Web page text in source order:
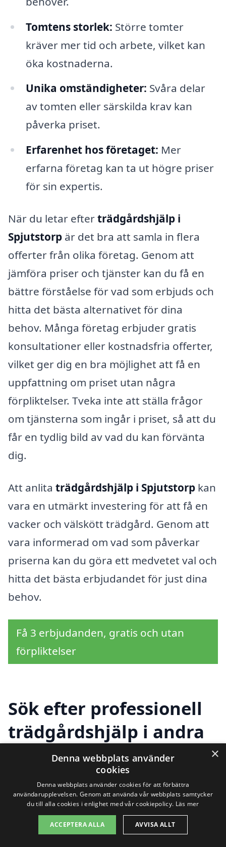
Tomtens storlek: Större tomter
kräver mer tid och arbete, vilket kan
öka kostnaderna.
Unika omständigheter: Svåra delar
av tomten eller särskilda krav kan
påverka priset.
Erfarenhet hos företaget: Mer
erfarna företag kan ta ut högre priser
för sin expertis.
När du letar efterträdgårdshjälp i
Spjutstorp är det bra att samla in flera
offerter från olika företag. Genom att
jämföra priser och tjänster kan du få en
bättre förståelse för vad som erbjuds och
hitta det bästa alternativet för dina
behov. Många företag erbjuder gratis
konsultationer eller kostnadsfria offerter,
vilket ger dig en bra möjlighet att få en
uppfattning om priset utan några
förpliktelser. Tveka inte att ställa frågor
om tjänsterna som ingår i priset, så att du
får en tydlig bild av vad du kan förvänta
dig.
Att anlita trädgårdshjälp i Spjutstorp kan
vara en utmärkt investering för att få en
vacker och välskött trädgård. Genom att
vara informerad om vad som påverkar
priserna kan du göra ett medvetet val och
hitta det bästa erbjudandet för just dina
behov.
Få 3 erbjudanden, gratis och utan
förpliktelser
Sök efter professionell
trädgårdshjälp i andra
städer nära Spjutstorp
Att hitta bra trädgårdshjälp i Spjutstorp
behöver inte vara svårt. Med en växande
efterfrågan på trädgårdstjänster är det
×
Denna webbplats använder
cookies
Denna webbplats använder cookies för att förbättra
användarupplevelsen. Genom att använda vår webbplats samtycker
du till alla cookies i enlighet med vår cookiepolicy. Läs mer
ACCEPTERA ALLA AVVISA ALLT